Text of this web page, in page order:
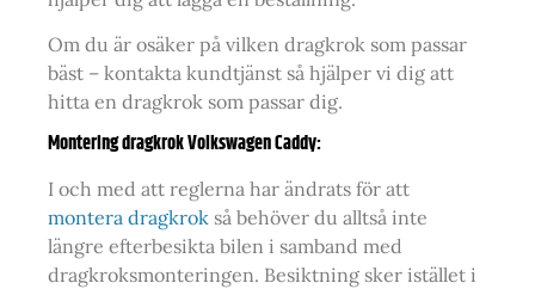
Om du är osäker på vilken dragkrok som passar
bäst – kontakta kundtjänst så hjälper vi dig att
hitta en dragkrok som passar dig.
Montering dragkrok Volkswagen Caddy:
I och med att reglerna har ändrats för att
montera dragkrok så behöver du alltså inte
längre efterbesikta bilen i samband med
dragkroksmonteringen. Besiktning sker istället i